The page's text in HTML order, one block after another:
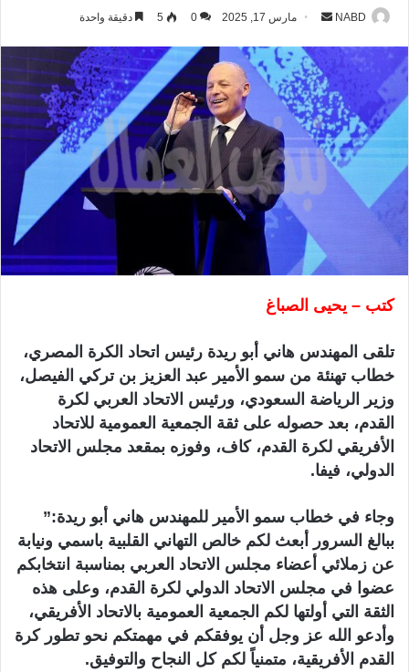
NABD
س
ل
ب
ر
ي
ا
مارس 17, 2025 0
5 دقيقة واحدة
كتب – يحيى الصباغ
تلقى المهندس هاني أبو ريدة رئيس اتحاد الكرة المصري،
خطاب تهنئة من سمو الأمير عبد العزيز بن تركي الفيصل،
وزير الرياضة السعودي، ورئيس الاتحاد العربي لكرة
القدم، بعد حصوله على ثقة الجمعية العمومية للاتحاد
الأفريقي لكرة القدم، كاف، وفوزه بمقعد مجلس الاتحاد
الدولي، فيفا.
وجاء في خطاب سمو الأمير للمهندس هاني أبو ريدة:”
ببالغ السرور أبعث لكم خالص التهاني القلبية باسمي ونيابة
عن زملائي أعضاء مجلس الاتحاد العربي بمناسبة انتخابكم
عضوا في مجلس الاتحاد الدولي لكرة القدم، وعلى هذه
الثقة التي أولتها لكم الجمعية العمومية بالاتحاد الأفريقي،
وأدعو الله عز وجل أن يوفقكم في مهمتكم نحو تطور كرة
القدم الأفريقية، متمنياً لكم كل النجاح والتوفيق.